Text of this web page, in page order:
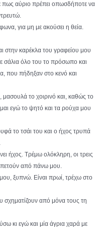
πως αύριο πρέπει οπωσδήποτε να
για μη με ακούσει η θεία.
στην καρέκλα του γραφείου μου
σάλια όλο του το πρόσωπο και
που πήδηξαν στο κενό και
το χοιρινό και, καθώς το
εγώ το ψητό και τα ρούχα μου
το τσάι του και ο ήχος τρυπά
ήχος. Τρέμω ολόκληρη, οι τρεις
πετούν από πάνω μου.
ξυπνώ. Είναι πρωί, τρέχω στο
σχηματίζουν από μόνα τους τη
κι εγώ και μία άγρια χαρά με